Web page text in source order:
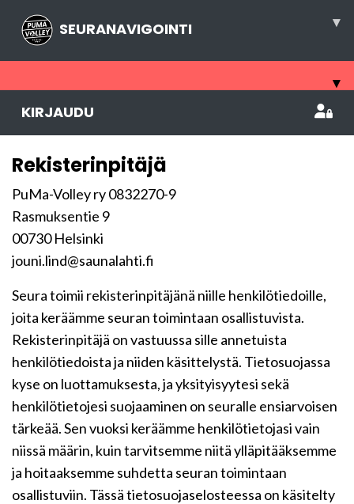
SEURANAVIGOINTI ▾
▾
KIRJAUDU
Rekisterinpitäjä
PuMa-Volley ry 0832270-9
Rasmuksentie 9
00730 Helsinki
jouni.lind@saunalahti.fi
Seura toimii rekisterinpitäjänä niille henkilötiedoille,
joita keräämme seuran toimintaan osallistuvista.
Rekisterinpitäjä on vastuussa sille annetuista
henkilötiedoista ja niiden käsittelystä. Tietosuojassa
kyse on luottamuksesta, ja yksityisyytesi sekä
henkilötietojesi suojaaminen on seuralle ensiarvoisen
tärkeää. Sen vuoksi keräämme henkilötietojasi vain
niissä määrin, kuin tarvitsemme niitä ylläpitääksemme
ja hoitaaksemme suhdetta seuran toimintaan
osallistuviin. Tässä tietosuojaselosteessa on käsitelty